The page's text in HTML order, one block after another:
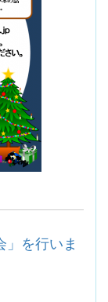
」を行いま